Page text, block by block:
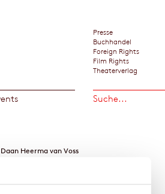
Presse
Buchhandel
Foreign Rights
Film Rights
Theaterverlag
Daan Heerma van Voss